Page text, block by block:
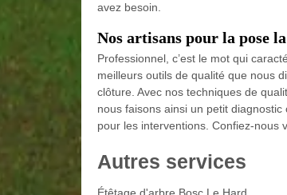
avez besoin.
Nos artisans pour la pose
Professionnel, c’est le mot qui
meilleurs outils de qualité que nous
clôture. Avec nos techniques de
nous faisons ainsi un petit
pour les interventions. Confiez-nous
Autres services